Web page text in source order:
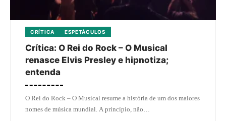
CRÍTICA ESPETÁCULOS
Crítica: O Rei do Rock – O Musical
renasce Elvis Presley e hipnotiza;
entenda
O Rei do Rock – O Musical resume a história de um dos maiores
nomes de música mundial. A princípio, não…